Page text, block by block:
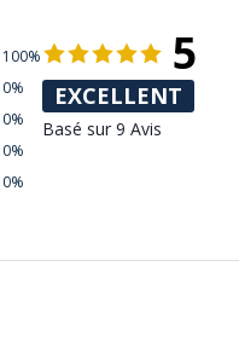
100%
0%
0%
0%
0%
5
EXCELLENT
Basé sur 9 Avis